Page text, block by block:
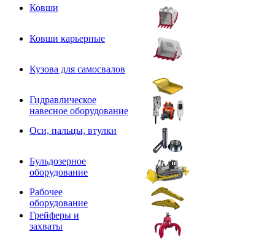
Ковши
Ковши карьерные
Кузова для самосвалов
Гидравлическое
навесное оборудование
Оси, пальцы, втулки
Бульдозерное
оборудование
Рабочее
оборудование
Грейферы и
захваты